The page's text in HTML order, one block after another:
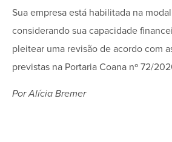
Sua empresa está habilitada na
considerando sua capacidade
pleitear uma revisão de acordo com
previstas na Portaria Coana nº 72/
Por Alícia Bremer